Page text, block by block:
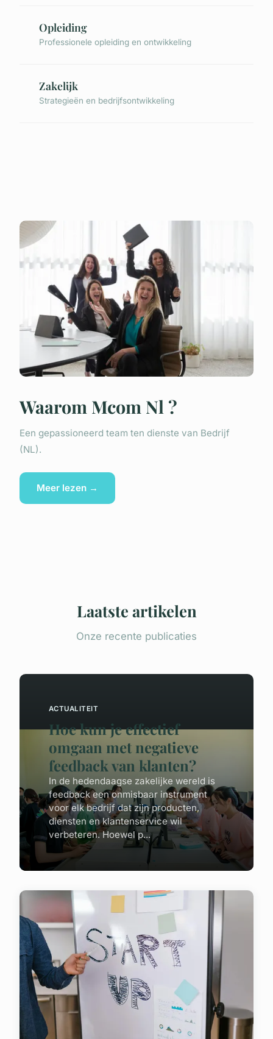
Opleiding
Professionele opleiding en ontwikkeling
Zakelijk
Strategieën en bedrijfsontwikkeling
Waarom Mcom Nl ?
Een gepassioneerd team ten dienste van Bedrijf
(NL).
Meer lezen →
Laatste artikelen
Onze recente publicaties
ACTUALITEIT
Hoe kun je effectief
omgaan met negatieve
feedback van klanten?
In de hedendaagse zakelijke wereld is
feedback een onmisbaar instrument
voor elk bedrijf dat zijn producten,
diensten en klantenservice wil
verbeteren. Hoewel p...